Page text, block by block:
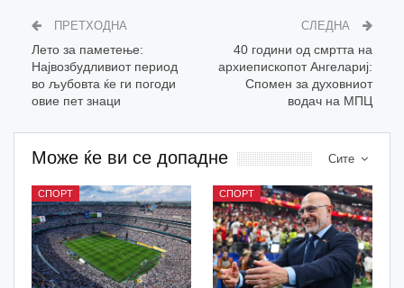
ПРЕТХОДНА
Лето за паметење:
Највозбудливиот период
во љубовта ќе ги погоди
овие пет знаци
СЛЕДНА
40 години од смртта на
архиепископот Ангелариј:
Спомен за духовниот
водач на МПЦ
Сите
Може ќе ви се допадне
СПОРТ СПОРТ